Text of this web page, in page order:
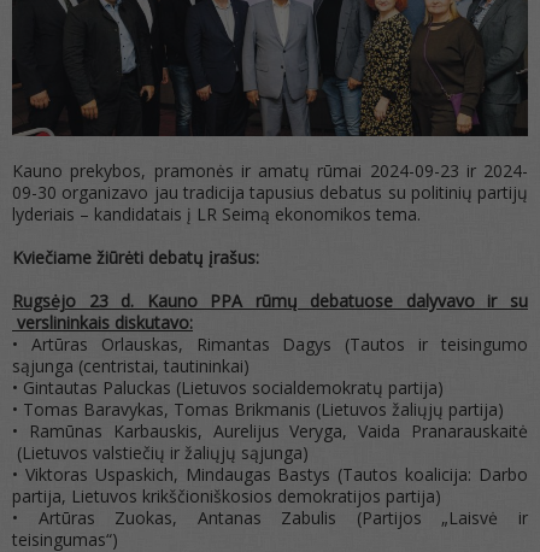
Kauno prekybos, pramonės ir amatų rūmai 2024-09-23 ir 2024-
09-30 organizavo jau tradicija tapusius debatus su politinių partijų
lyderiais – kandidatais į LR Seimą ekonomikos tema.
Kviečiame žiūrėti debatų įrašus:
Rugsėjo 23 d. Kauno PPA rūmų debatuose dalyvavo ir su
verslininkais diskutavo:
• Artūras Orlauskas, Rimantas Dagys (Tautos ir teisingumo
sąjunga (centristai, tautininkai)
• Gintautas Paluckas (Lietuvos socialdemokratų partija)
• Tomas Baravykas, Tomas Brikmanis (Lietuvos žaliųjų partija)
• Ramūnas Karbauskis, Aurelijus Veryga, Vaida Pranarauskaitė
(Lietuvos valstiečių ir žaliųjų sąjunga)
• Viktoras Uspaskich, Mindaugas Bastys (Tautos koalicija: Darbo
partija, Lietuvos krikščioniškosios demokratijos partija)
• Artūras Zuokas, Antanas Zabulis (Partijos „Laisvė ir
teisingumas“)